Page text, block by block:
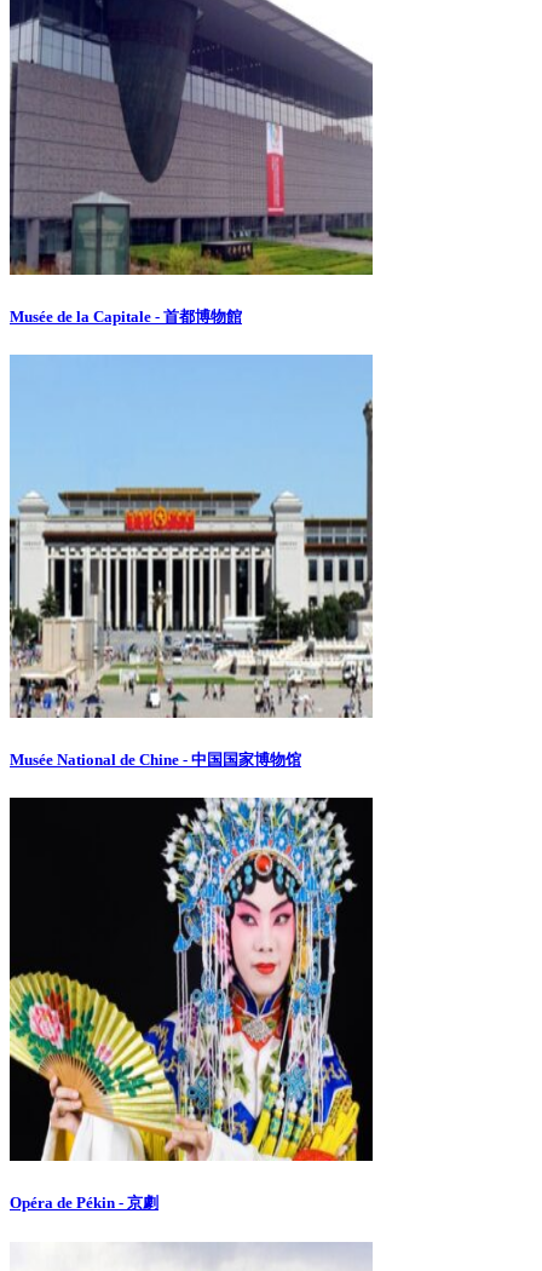
Musée de la Capitale - 首都博物館
Musée National de Chine - 中国国家博物馆
Opéra de Pékin - 京劇